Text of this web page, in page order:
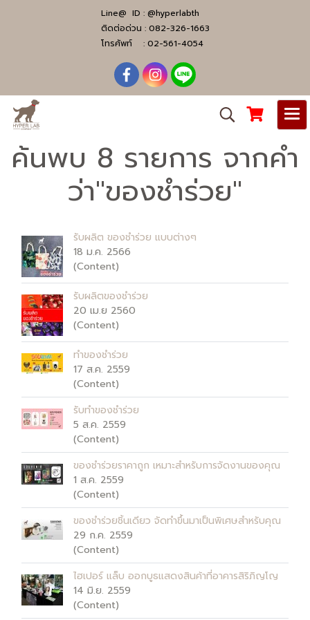
Line@ ID : @hyperlabth
ติดต่อด่วน : 082-326-1663
โทรศัพท์ : 02-561-4054
ค้นพบ 8 รายการ จากคำ
ว่า"ของชำร่วย"
รับผลิต ของชำร่วย แบบต่างๆ
18 ม.ค. 2566
(Content)
รับผลิตของชำร่วย
20 เม.ย 2560
(Content)
ทำของชำร่วย
17 ส.ค. 2559
(Content)
รับทำของชำร่วย
5 ส.ค. 2559
(Content)
ของชำร่วยราคาถูก เหมาะสำหรับการจัดงานของคุณ
1 ส.ค. 2559
(Content)
ของชำร่วยชิ้นเดียว จัดทำขึ้นมาเป็นพิเศษสำหรับคุณ
29 ก.ค. 2559
(Content)
ไฮเปอร์ แล็บ ออกบูธแสดงสินค้าที่อาคารสิริภิญโญ
14 มิ.ย. 2559
(Content)